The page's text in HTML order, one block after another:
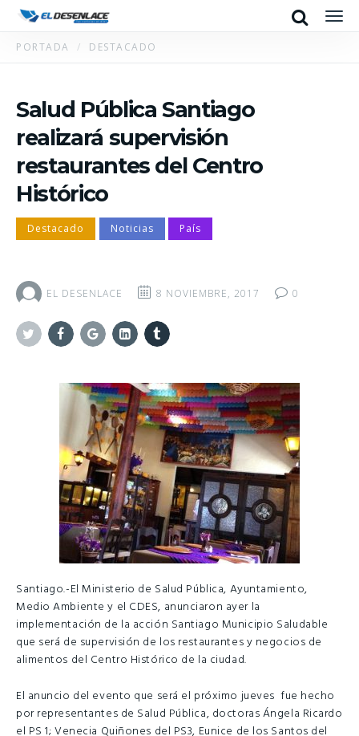
Search
PORTADA DESTACADO
Salud Pública Santiago
realizará supervisión
restaurantes del Centro
Histórico
Destacado Noticias País
EL DESENLACE 8 NOVIEMBRE, 2017 0
Santiago.-El Ministerio de Salud Pública, Ayuntamiento,
Medio Ambiente y el CDES, anunciaron ayer la
implementación de la acción Santiago Municipio Saludable
que será de supervisión de los restaurantes y negocios de
alimentos del Centro Histórico de la ciudad.
El anuncio del evento que será el próximo jueves fue hecho
por representantes de Salud Pública, doctoras Ángela Ricardo
el PS 1; Venecia Quiñones del PS3, Eunice de los Santos del